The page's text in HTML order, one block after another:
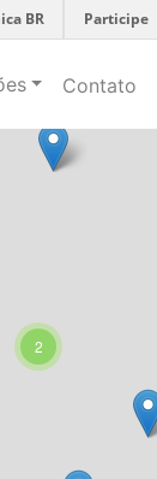
BR Participe
Contato
2